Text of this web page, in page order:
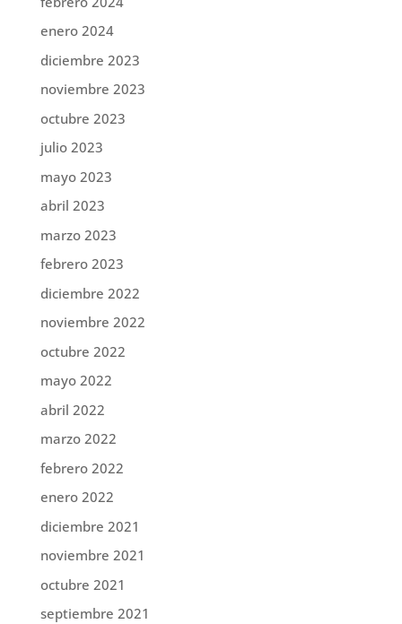
enero 2024
diciembre 2023
noviembre 2023
octubre 2023
julio 2023
mayo 2023
abril 2023
marzo 2023
febrero 2023
diciembre 2022
noviembre 2022
octubre 2022
mayo 2022
abril 2022
marzo 2022
febrero 2022
enero 2022
diciembre 2021
noviembre 2021
octubre 2021
septiembre 2021